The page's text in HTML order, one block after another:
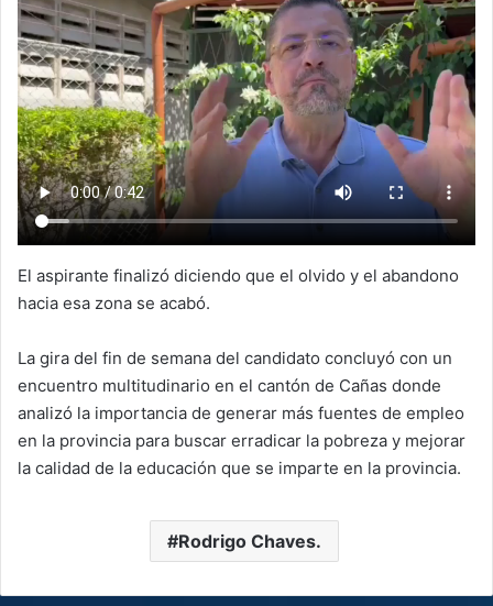
El aspirante finalizó diciendo que el olvido y el abandono
hacia esa zona se acabó.
La gira del fin de semana del candidato concluyó con un
encuentro multitudinario en el cantón de Cañas donde
analizó la importancia de generar más fuentes de empleo
en la provincia para buscar erradicar la pobreza y mejorar
la calidad de la educación que se imparte en la provincia.
Rodrigo Chaves.